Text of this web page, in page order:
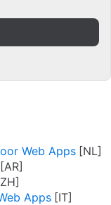
Web Apps
Apps